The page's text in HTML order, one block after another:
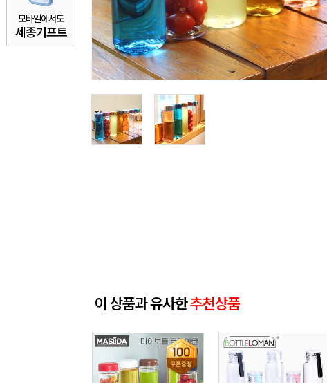
모바일에서도
세종기프트
이 상품과 유사한추천상품